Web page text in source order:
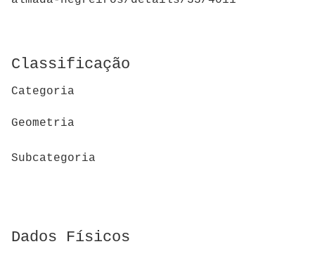
Classificação
Categoria
Geometria
Subcategoria
Dados Físicos